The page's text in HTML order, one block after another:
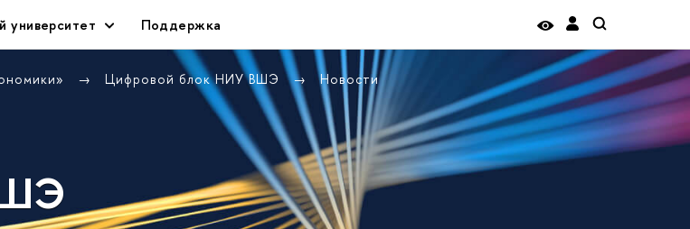
университет Поддержка
Цифровой блок НИУ ВШЭ Новости